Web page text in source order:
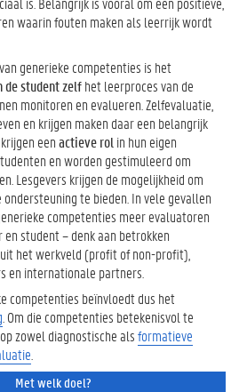
waarin fouten maken als leerrijk wordt
generieke competenties is het
de student zelfhet leerproces van de
monitoren en evalueren. Zelfevaluatie,
en krijgen maken daar een belangrijk
eenactieve rol in hun eigen
en worden gestimuleerd om
Lesgevers krijgen de mogelijkheid om
te bieden. In vele gevallen
competenties meer evaluatoren
student – denk aan betrokken
het werkveld (profit of non-profit),
en internationale partners.
competenties beïnvloedt dus het
. Om die competenties betekenisvol te
zowel diagnostische alsformatieve
Met welk doel?